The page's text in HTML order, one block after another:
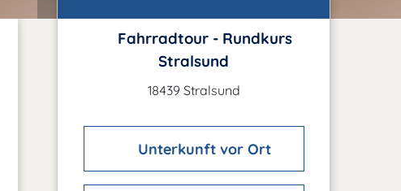
Fahrradtour - Rundkurs
Stralsund
18439 Stralsund
Unterkunft vor Ort